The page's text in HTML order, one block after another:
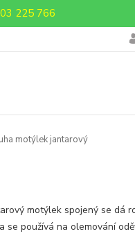
225 766
motýlek jantarový
motýlek spojený se dá
se používá na olemování